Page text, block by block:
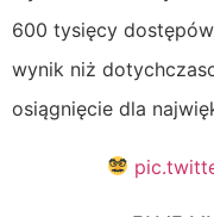
600 tysięcy
wynik niż
osiągnięcie dla